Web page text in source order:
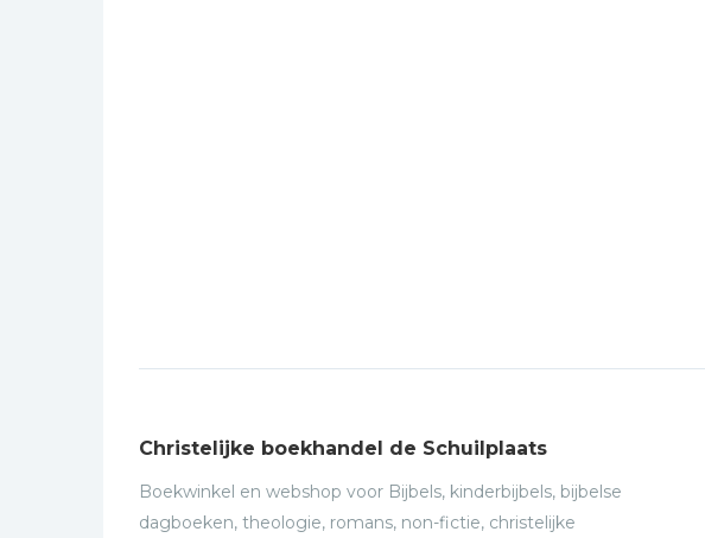
Christelijke boekhandel de Schuilplaats
Boekwinkel en webshop voor Bijbels, kinderbijbels, bijbelse
dagboeken, theologie, romans, non-fictie, christelijke